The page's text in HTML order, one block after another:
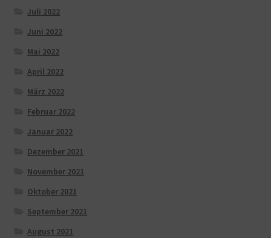
Juli 2022
Juni 2022
Mai 2022
April 2022
März 2022
Februar 2022
Januar 2022
Dezember 2021
November 2021
Oktober 2021
September 2021
August 2021